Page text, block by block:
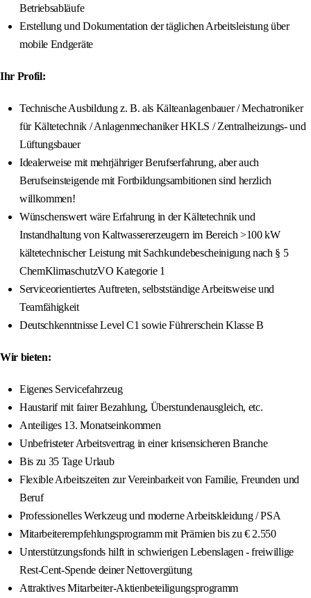
Betriebsabläufe
Erstellung und Dokumentation der täglichen Arbeitsleistung über
mobile Endgeräte
Ihr Profil:
Technische Ausbildung z. B. als Kälteanlagenbauer / Mechatroniker
für Kältetechnik / Anlagenmechaniker HKLS / Zentralheizungs- und
Lüftungsbauer
Idealerweise mit mehrjähriger Berufserfahrung, aber auch
Berufseinsteigende mit Fortbildungsambitionen sind herzlich
willkommen!
Wünschenswert wäre Erfahrung in der Kältetechnik und
Instandhaltung von Kaltwassererzeugern im Bereich >100 kW
kältetechnischer Leistung mit Sachkundebescheinigung nach § 5
ChemKlimaschutzVO Kategorie 1
Serviceorientiertes Auftreten, selbstständige Arbeitsweise und
Teamfähigkeit
Deutschkenntnisse Level C1 sowie Führerschein Klasse B
Wir bieten:
Eigenes Servicefahrzeug
Haustarif mit fairer Bezahlung, Überstundenausgleich, etc.
Anteiliges 13. Monatseinkommen
Unbefristeter Arbeitsvertrag in einer krisensicheren Branche
Bis zu 35 Tage Urlaub
Flexible Arbeitszeiten zur Vereinbarkeit von Familie, Freunden und
Beruf
Professionelles Werkzeug und moderne Arbeitskleidung / PSA
Mitarbeiterempfehlungsprogramm mit Prämien bis zu € 2.550
Unterstützungsfonds hilft in schwierigen Lebenslagen - freiwillige
Rest-Cent-Spende deiner Nettovergütung
Attraktives Mitarbeiter-Aktienbeteiligungsprogramm